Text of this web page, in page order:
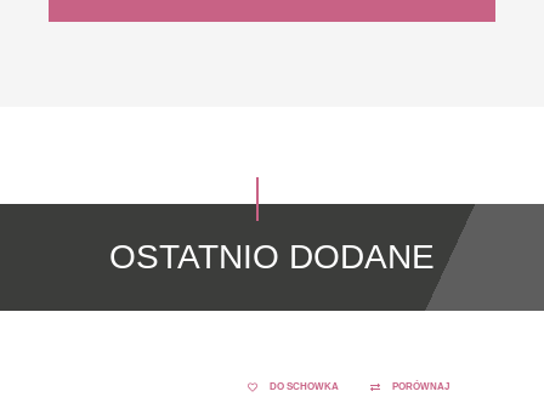
OSTATNIO DODANE
DO SCHOWKA PORÓWNAJ